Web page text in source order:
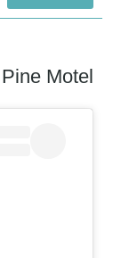
Motel